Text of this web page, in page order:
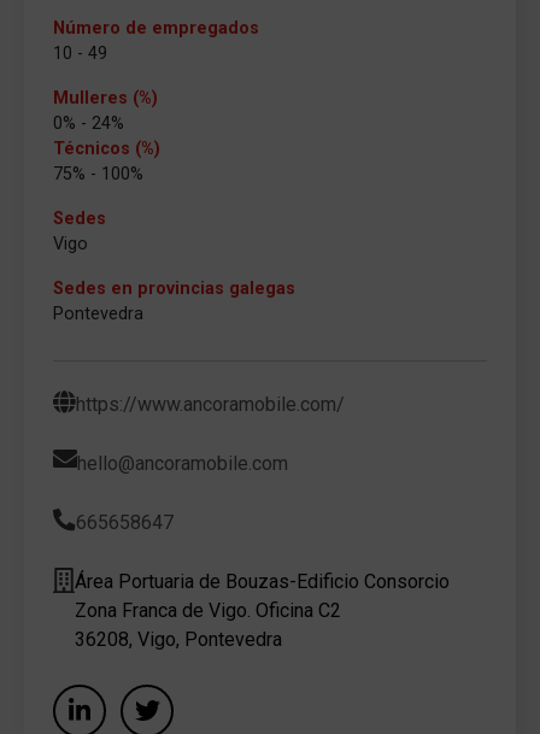
Número de empregados
10 - 49
Mulleres (%)
0% - 24%
Técnicos (%)
75% - 100%
Sedes
Vigo
Sedes en provincias galegas
Pontevedra
https://www.ancoramobile.com/
hello@ancoramobile.com
665658647
Área Portuaria de Bouzas-Edificio Consorcio
Zona Franca de Vigo. Oficina C2
36208, Vigo, Pontevedra